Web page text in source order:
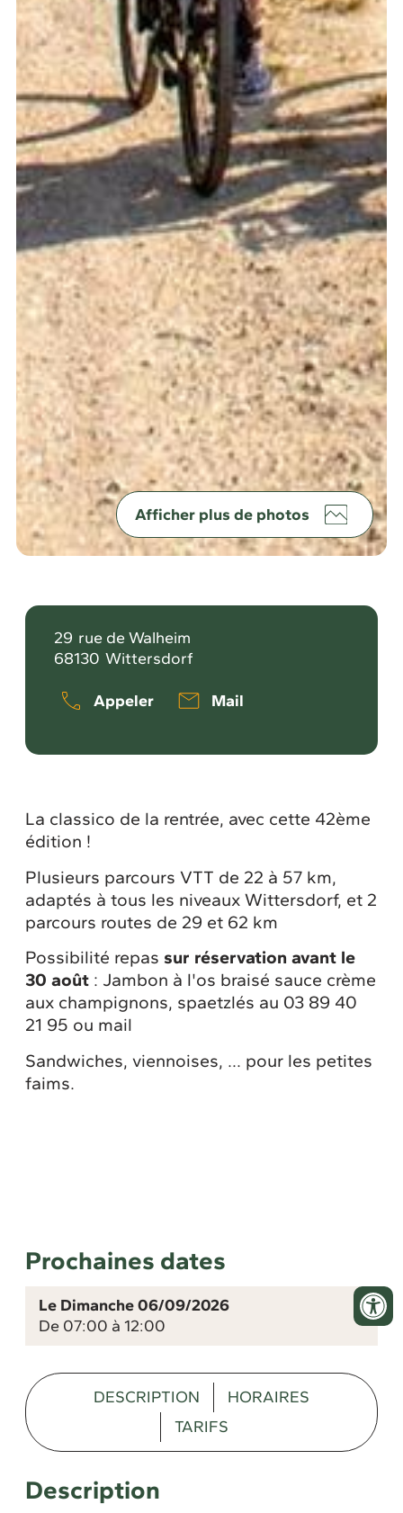
Afficher plus de photos
29 rue de Walheim
68130 Wittersdorf
Appeler Mail
La classico de la rentrée, avec cette 42ème
édition !
Plusieurs parcours VTT de 22 à 57 km,
adaptés à tous les niveaux Wittersdorf, et 2
parcours routes de 29 et 62 km
Possibilité repas sur réservation avant le
30 août : Jambon à l'os braisé sauce crème
aux champignons, spaetzlés au 03 89 40
21 95 ou mail
Sandwiches, viennoises, ... pour les petites
faims.
Prochaines dates
Le Dimanche 06/09/2026
De 07:00 à 12:00
DESCRIPTION
HORAIRES
TARIFS
Description